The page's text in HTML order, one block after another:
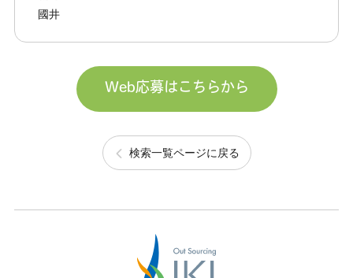
國井
Web応募はこちらから
検索一覧ページに戻る